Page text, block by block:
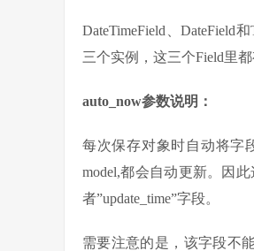
DateTimeField、DateField
三个实例，这三个Field里都
auto_now参数说明：
每次保存对象时自动将字
model,都会自动更新。因
者”update_time”字段。
需要注意的是，该字段不